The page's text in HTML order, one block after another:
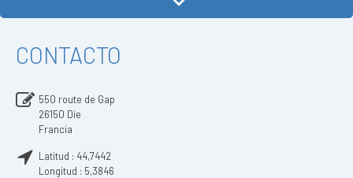
CONTACTO
550 route de Gap
26150 Die
Francia
Latitud : 44,7442
Longitud : 5,3846